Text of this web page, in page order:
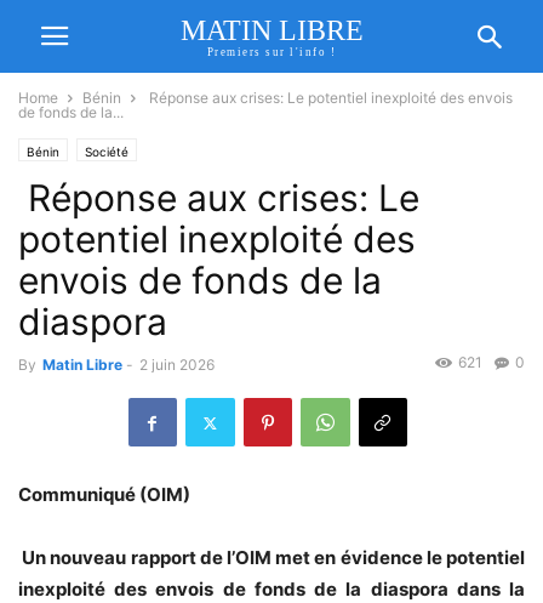
MATIN LIBRE
Premiers sur l'info !
Home Bénin
Réponse aux crises: Le potentiel inexploité des envois
de fonds de la...
Bénin Société
Réponse aux crises: Le
potentiel inexploité des
envois de fonds de la
diaspora
By Matin Libre - 2 juin 2026 0
621
Communiqué (OIM)
Un nouveau rapport de l’OIM met en évidence le potentiel
inexploité des envois de fonds de la diaspora dans la